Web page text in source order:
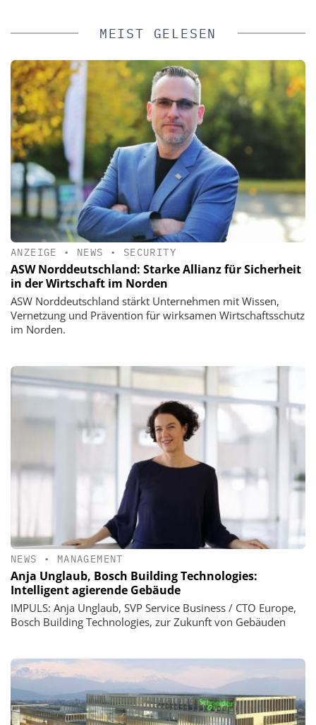
MEIST GELESEN
ANZEIGE • NEWS • SECURITY
ASW Norddeutschland: Starke Allianz für Sicherheit
in der Wirtschaft im Norden
ASW Norddeutschland stärkt Unternehmen mit Wissen,
Vernetzung und Prävention für wirksamen Wirtschaftsschutz
im Norden.
NEWS • MANAGEMENT
Anja Unglaub, Bosch Building Technologies:
Intelligent agierende Gebäude
IMPULS: Anja Unglaub, SVP Service Business / CTO Europe,
Bosch Building Technologies, zur Zukunft von Gebäuden